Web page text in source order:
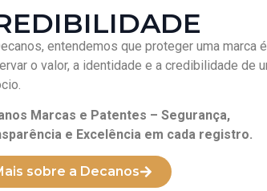
entendemos que proteger uma marca é
o valor, a identidade e a credibilidade de
Marcas e Patentes – Segurança,
e Excelência em cada registro.
sobre a Decanos